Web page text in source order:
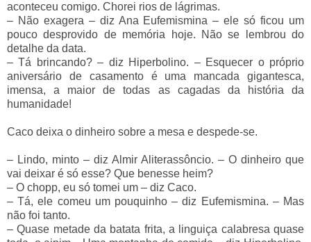
aconteceu comigo. Chorei rios de lágrimas.
– Não exagera –diz Ana Eufemismina– ele só ficou um
pouco desprovido de memória hoje. Não se lembrou do
detalhe da data.
– Tá brincando?– diz Hiperbolino. –Esquecer o próprio
aniversário de casamento é uma mancada gigantesca,
imensa, a maior de todas as cagadas da história da
humanidade!
Caco deixa o dinheiro sobre a mesa e despede-se.
– Lindo, minto – diz Almir Aliterassôncio. – O dinheiro que
vai deixar é só esse? Que benesse heim?
– O chopp, eu só tomei um – diz Caco.
– Tá, ele comeu um pouquinho– diz Eufemismina. –Mas
não foi tanto.
– Quase metade da batata frita, a linguiça calabresa quase